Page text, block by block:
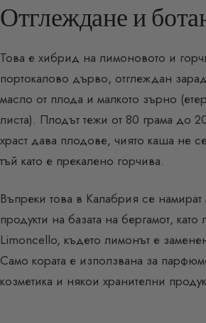
Отглеждане и
Това е хибрид на лимоновото и
портокалово дърво, отглеждан
масло от плода и малкото зърно
листа). Плодът тежи от 80 грама до
храст дава плодове, чиято каша не
тъй като е прекалено горчива.
Въпреки това в Калабрия се намират
продукти на базата на бергамот, като
Limoncello, където лимонът е
Само кората е използвана за
козметика и някои хранителни